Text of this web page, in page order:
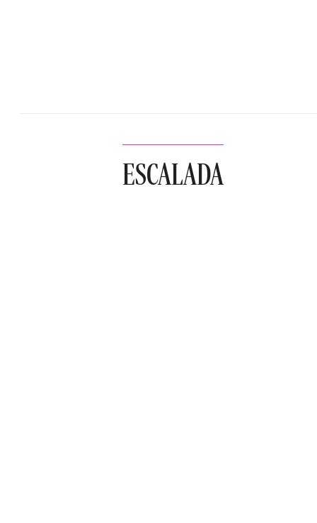
ESCALADA